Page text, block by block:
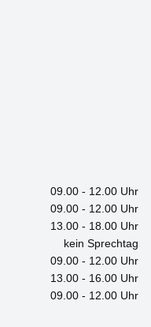
09.00 - 12.00 Uhr
09.00 - 12.00 Uhr
13.00 - 18.00 Uhr
kein Sprechtag
09.00 - 12.00 Uhr
13.00 - 16.00 Uhr
09.00 - 12.00 Uhr